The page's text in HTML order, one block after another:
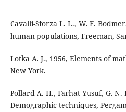
Cavalli-Sforza L. L., W. F.
human populations, Freeman,
Lotka A. J., 1956, Elements of
New York.
Pollard A. H., Farhat Yusuf, G. N.
Demographic techniques,